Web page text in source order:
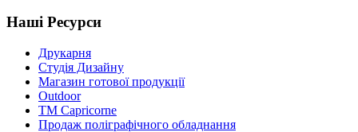
Наші Ресурси
Друкарня
Студія Дизайну
Магазин готової продукції
Outdoor
TM Capricorne
Продаж поліграфічного обладнання